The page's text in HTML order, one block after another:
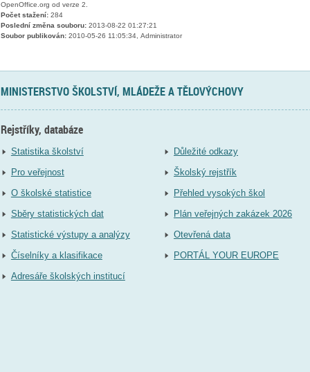
OpenOffice.org od verze 2.
Počet stažení:284
Poslední změna souboru:2013-08-22 01:27:21
Soubor publikován:2010-05-26 11:05:34, Administrator
MINISTERSTVO ŠKOLSTVÍ, MLÁDEŽE A TĚLOVÝCHOVY
Rejstříky, databáze
Statistika školství
Pro veřejnost
O školské statistice
Sběry statistických dat
Statistické výstupy a analýzy
Číselníky a klasifikace
Adresáře školských institucí
Důležité odkazy
Školský rejstřík
Přehled vysokých škol
Plán veřejných zakázek 2026
Otevřená data
PORTÁL YOUR EUROPE